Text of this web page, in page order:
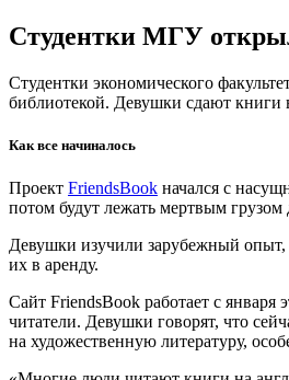
Студентки МГУ
Студентки экономического
библиотекой. Девушки сдают книги
Как все начиналось
Проект FriendsBook начался с
потом будут лежать мертвым
Девушки изучили зарубежный опыт,
их в аренду.
Сайт FriendsBook работает с января
читатели. Девушки говорят, что
на художественную литературу,